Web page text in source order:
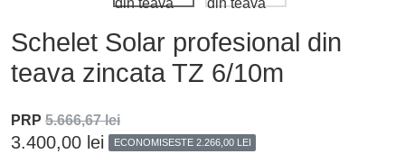
Schelet Solar profesional din
teava zincata TZ 6/10m
PRP 5.666,67 lei
3.400,00 lei ECONOMISESTE 2.266,00 LEI